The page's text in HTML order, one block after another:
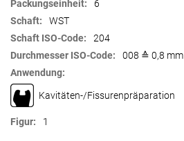
6
WST
204
008 ≙ 0,8 mm
Kavitäten-/Fissurenpräparation
1